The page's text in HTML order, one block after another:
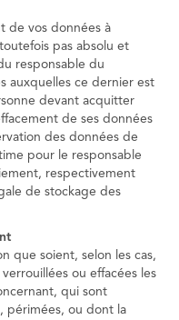
de vos données à
pas absolu et
responsable du
auxquelles ce dernier est
devant acquitter
de ses données
des données de
pour le responsable
respectivement
de stockage des
que soient, selon les cas,
ou effacées les
qui sont
périmées, ou dont la